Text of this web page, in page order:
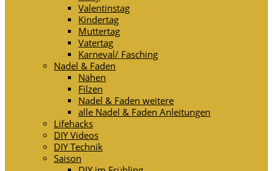
Valentinstag
Kindertag
Muttertag
Vatertag
Karneval/ Fasching
Nadel & Faden
Nähen
Filzen
Nadel & Faden weitere
alle Nadel & Faden Anleitungen
Lifehacks
DIY Videos
DIY Technik
Saison